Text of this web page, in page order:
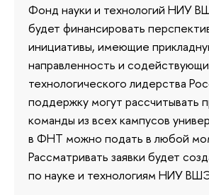
Фонд науки и технологий НИУ
будет финансировать
инициативы, имеющие
направленность и
технологического лидерства
поддержку могут рассчитывать
команды из всех кампусов
в ФНТ можно подать в любой
Рассматривать заявки будет
по науке и технологиям НИУ